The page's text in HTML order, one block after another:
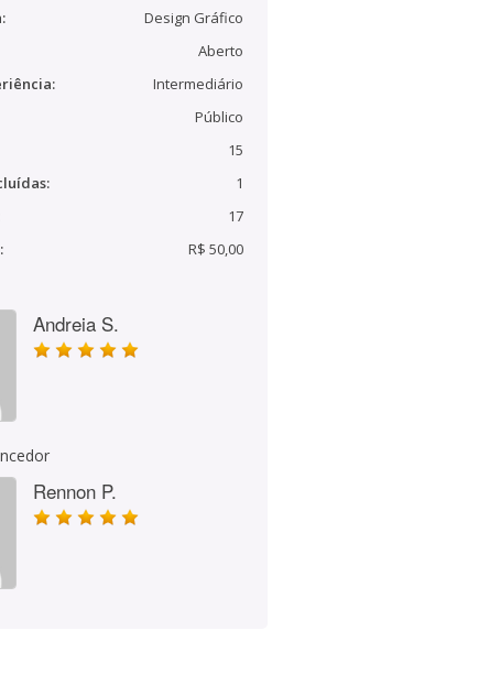
Design Gráfico
Aberto
Intermediário
Público
15
1
17
R$ 50,00
Andreia S.
Rennon P.